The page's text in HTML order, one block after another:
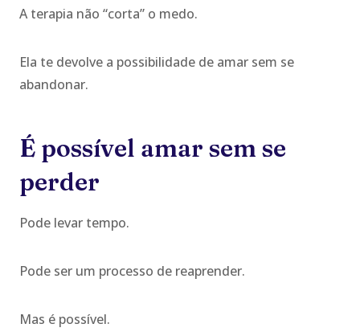
A terapia não “corta” o medo.
Ela te devolve a possibilidade de amar sem se
abandonar.
É possível amar sem se
perder
Pode levar tempo.
Pode ser um processo de reaprender.
Mas é possível.